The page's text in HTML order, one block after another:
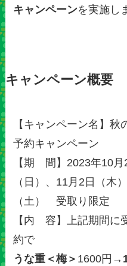
キャンペーンを実施し
キャンペーン概要
【キャンペーン名】
予約キャンペーン
【期 間】2023年10月
（日）、11月2日（木
（土） 受取り限定
【内 容】上記期間に
約で
うな重＜梅＞ 1600円→